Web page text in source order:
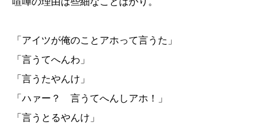
「アイツが俺のことアホって言うた」
「言うてへんわ」
「言うたやんけ」
「ハァー？ 言うてへんしアホ！」
「言うとるやんけ」